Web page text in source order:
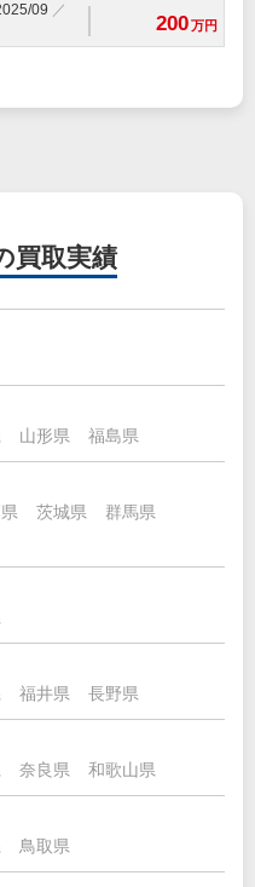
09
200万円
買取実績
山形県 福島県
茨城県
群馬県
福井県 長野県
奈良県 和歌山県
鳥取県